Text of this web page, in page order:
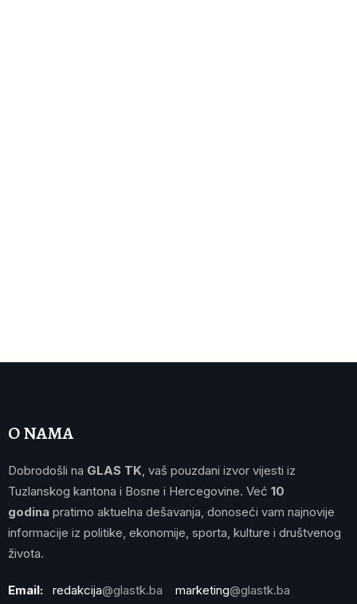
O NAMA
Dobrodošli na GLAS TK , vaš pouzdani izvor vijesti iz
Tuzlanskog kantona i Bosne i Hercegovine. Već 10
godina pratimo aktuelna dešavanja, donoseći vam najnovije
informacije iz politike, ekonomije, sporta, kulture i društvenog
života.
Email: redakcija@glastk.ba marketing@glastk.ba